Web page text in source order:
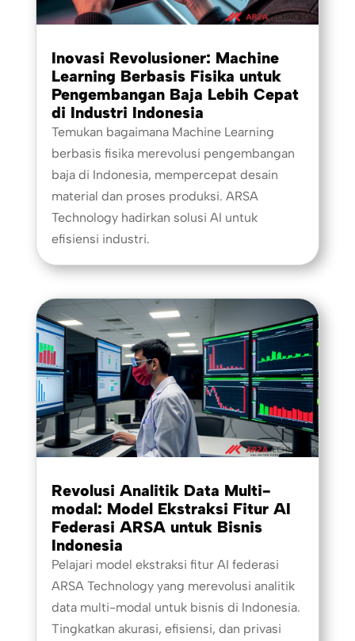
Inovasi Revolusioner: Machine
Learning Berbasis Fisika untuk
Pengembangan Baja Lebih Cepat
di Industri Indonesia
Temukan bagaimana Machine Learning
berbasis fisika merevolusi pengembangan
baja di Indonesia, mempercepat desain
material dan proses produksi. ARSA
Technology hadirkan solusi AI untuk
efisiensi industri.
Revolusi Analitik Data Multi-
modal: Model Ekstraksi Fitur AI
Federasi ARSA untuk Bisnis
Indonesia
Pelajari model ekstraksi fitur AI federasi
ARSA Technology yang merevolusi analitik
data multi-modal untuk bisnis di Indonesia.
Tingkatkan akurasi, efisiensi, dan privasi